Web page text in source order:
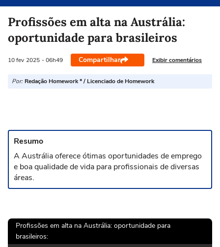
Profissões em alta na Austrália:
oportunidade para brasileiros
10 fev 2025 - 06h49 Compartilhar Exibir comentários
Por: Redação Homework * / Licenciado de Homework
Resumo
A Austrália oferece ótimas oportunidades de emprego
e boa qualidade de vida para profissionais de diversas
áreas.
Profissões em alta na Austrália: oportunidade para
brasileiros: